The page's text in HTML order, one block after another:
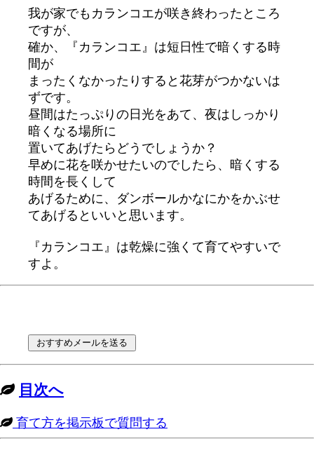
我が家でもカランコエが咲き終わったところ
ですが、
確か、『カランコエ』は短日性で暗くする時
間が
まったくなかったりすると花芽がつかないは
ずです。
昼間はたっぷりの日光をあて、夜はしっかり
暗くなる場所に
置いてあげたらどうでしょうか？
早めに花を咲かせたいのでしたら、暗くする
時間を長くして
あげるために、ダンボールかなにかをかぶせ
てあげるといいと思います。
『カランコエ』は乾燥に強くて育てやすいで
すよ。
目次へ
育て方を掲示板で質問する